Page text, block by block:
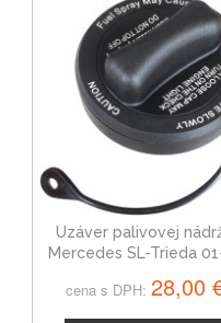
Uzáver palivovej
Mercedes SL-Trieda
cena s DPH: 28,00